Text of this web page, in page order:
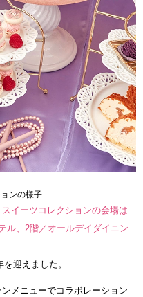
ンの様子
イーツコレクションの会場は
ル、2階／オールデイダイニン
迎えました。
メニューでコラボレーション